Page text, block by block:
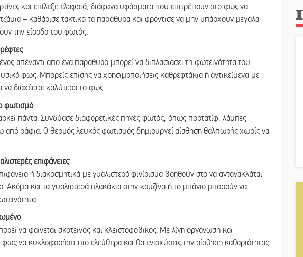
και επίλεξε ελαφριά, διάφανα υφάσματα που επιτρέπουν στο φως να
– καθάρισε τακτικά τα παράθυρα και φρόντισε να μην υπάρχουν μεγάλα
την είσοδο του φωτός.
απέναντι από ένα παράθυρο μπορεί να διπλασιάσει τη φωτεινότητα του
φως. Μπορείς επίσης να χρησιμοποιήσεις καθρεφτάκια ή αντικείμενα με
να διαχέεται καλύτερα το φως.
φωτισμό
πάντα. Συνδύασε διαφορετικές πηγές φωτός, όπως πορτατίφ, λάμπες
από ράφια. Ο θερμός λευκός φωτισμός δημιουργεί αίσθηση θαλπωρής χωρίς να
επιφάνειες
ή διακοσμητικά με γυαλιστερό φινίρισμα βοηθούν στο να αντανακλάται
και τα γυαλιστερά πλακάκια στην κουζίνα ή το μπάνιο μπορούν να
να φαίνεται σκοτεινός και κλειστοφοβικός. Με λίγη οργάνωση και
να κυκλοφορήσει πιο ελεύθερα και θα ενισχύσεις την αίσθηση καθαριότητας